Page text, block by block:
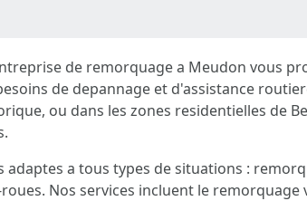
de remorquage a Meudon vous
de depannage et d'assistance
ou dans les zones residentielles de
a tous types de situations :
Nos services incluent le remorquage